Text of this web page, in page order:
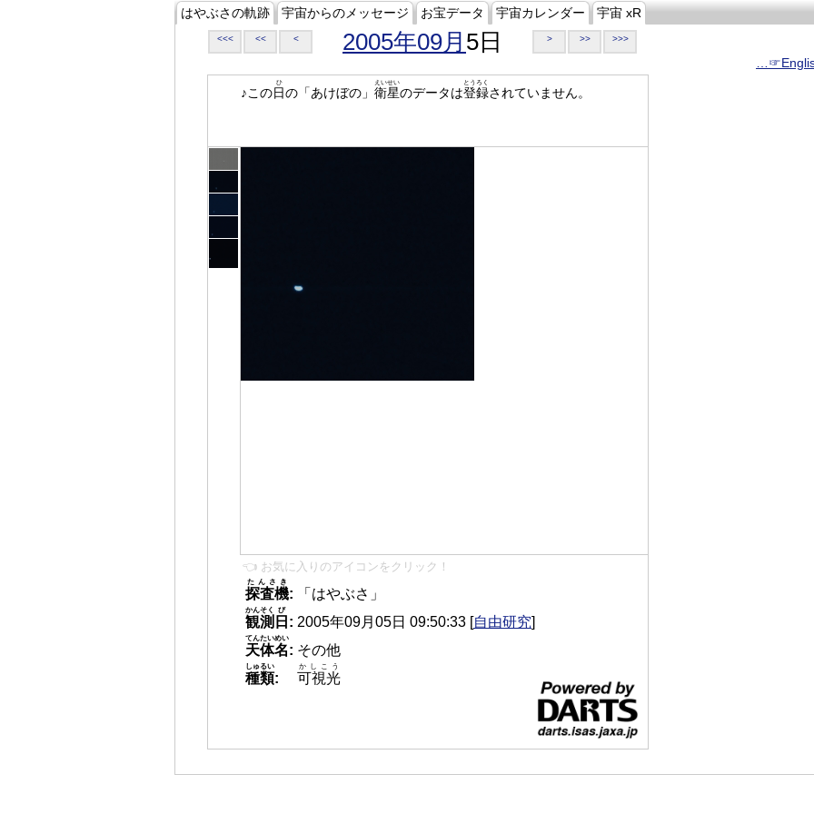
はやぶさの軌跡 宇宙からのメッセージ お宝データ 宇宙カレンダー 宇宙 xR
<<< << < 2005年09月 5日 > >> >>>
♪この日
ひ
の「あけぼの」 衛星
えいせい
のデータは登録
とうろく
されていません。
👈 お気に入りのアイコンをクリック！
探査機
たんさき
:
「はやぶさ」
観測
かんそく
日
び
: 2005年09月05日 09:50:33 [自由研究]
天体名
てんたいめい
: その他
種類
しゅるい
: 可視光
かしこう